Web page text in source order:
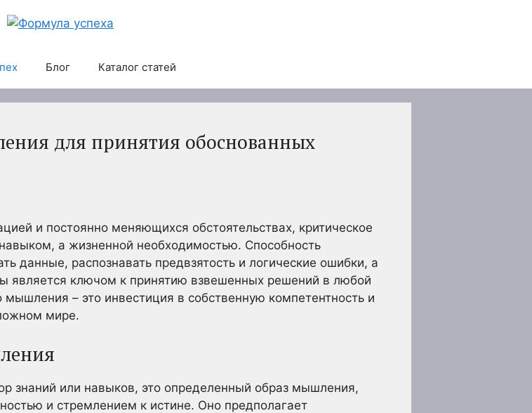
Блог Каталог статей
для принятия обоснованных
и постоянно меняющихся обстоятельствах, критическое
а жизненной необходимостью. Способность
данные, распознавать предвзятость и логические ошибки, а
является ключом к принятию взвешенных решений в любой
мышления – это инвестиция в собственную компетентность и
мире.
знаний или навыков, это определенный образ мышления,
и стремлением к истине. Оно предполагает